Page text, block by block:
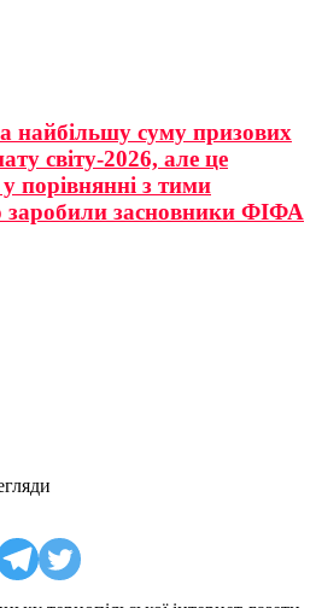
найбільшу суму призових
світу-2026, але це
порівнянні з тими
засновники ФІФА